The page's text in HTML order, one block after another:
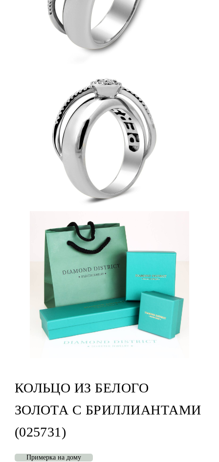
КОЛЬЦО ИЗ БЕЛОГО
ЗОЛОТА С БРИЛЛИАНТАМИ
(025731)
Примерка на дому